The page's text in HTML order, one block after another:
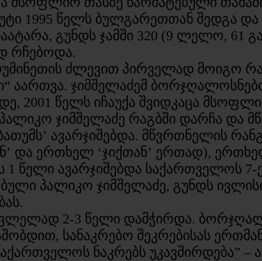
1995 წელს ბულგარეთთან შედგა
გუნდს ჯამში 320 (9 ლელო, 61
რჩებოდა.
ძლევით პირველად მოიგო
აართვა. ჯიმშელაძემ
2001 წელს იჩაუქა შვიდკაცა
ჯიმშელაძე რაგბში დარჩა და
‘ბათუმს’ ავარჯიშებდა. მწვრთნელის
და ერთხელ ‘ჯიქთან’ ერთად),
წელი ავარჯიშებდა საქართველოს
პალიკო ჯიმშელაძე, გუნდს
2-3 წელი დამჭირდა.
სანაკრებო შეკრებისას
ნაკრებს უკავშირდება” –